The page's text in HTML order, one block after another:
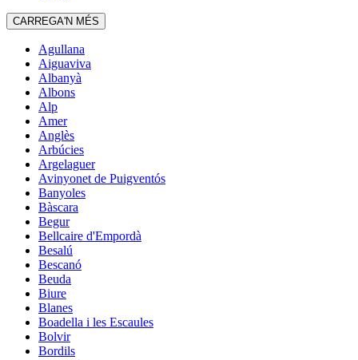
CARREGA'N MÉS
Agullana
Aiguaviva
Albanyà
Albons
Alp
Amer
Anglès
Arbúcies
Argelaguer
Avinyonet de Puigventós
Banyoles
Bàscara
Begur
Bellcaire d'Empordà
Besalú
Bescanó
Beuda
Biure
Blanes
Boadella i les Escaules
Bolvir
Bordils